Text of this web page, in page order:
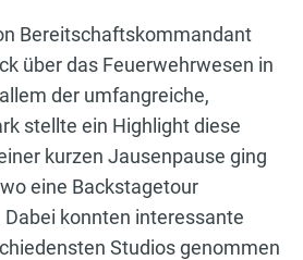
Bereitschaftskommandant
über das Feuerwehrwesen in
der umfangreiche,
stellte ein Highlight diese
kurzen Jausenpause ging
eine Backstagetour
konnten interessante
Studios genommen